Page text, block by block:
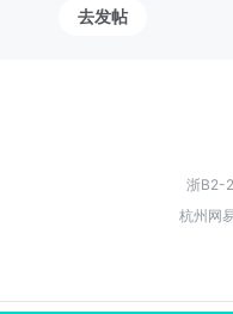
你的每一条建议、吐槽、怒喷
去发帖
浙B2-
杭州网